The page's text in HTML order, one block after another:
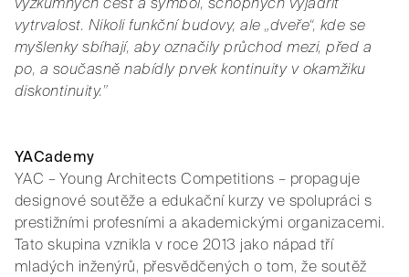
vytrvalost. Nikoli funkční budovy, ale „dveře“, kde se
myšlenky sbíhají, aby označily průchod mezi, před a
po, a současně nabídly prvek kontinuity v okamžiku
diskontinuity.”
YACademy
YAC – Young Architects Competitions – propaguje
designové soutěže a edukační kurzy ve spolupráci s
prestižními profesními a akademickými organizacemi.
Tato skupina vznikla v roce 2013 jako nápad tří
mladých inženýrů, přesvědčených o tom, že soutěž